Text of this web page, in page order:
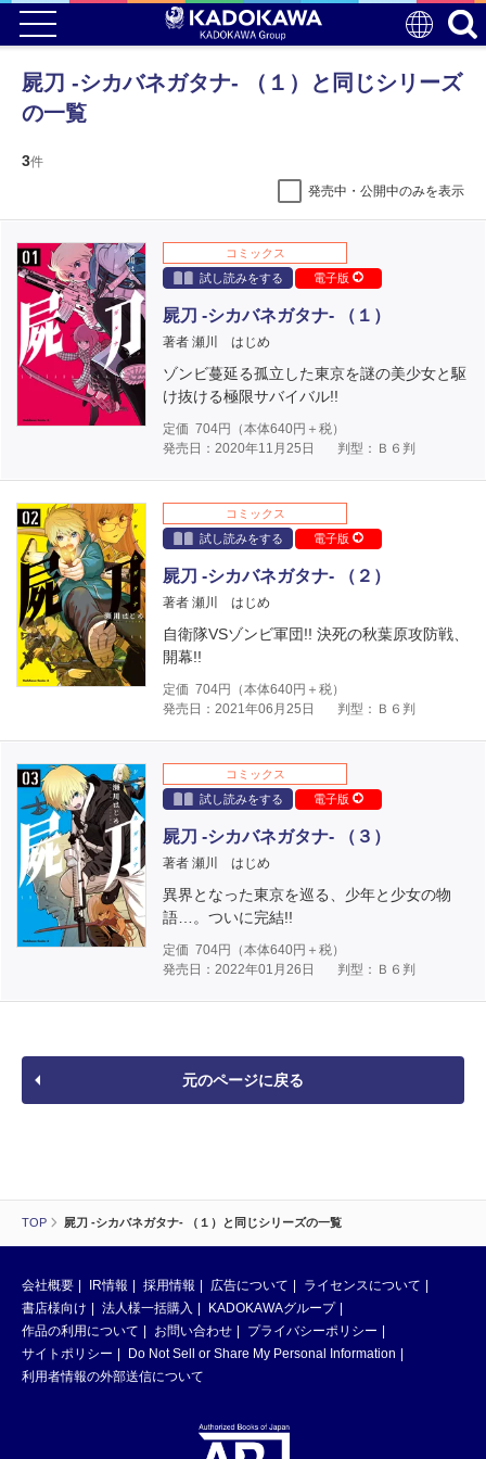
TOP 屍刀 -シカバネガタナ- （１）と同じシリーズの一覧
屍刀 -シカバネガタナ- （１）と同じシリーズ
の一覧
3件
発売中・公開中のみを表示
コミックス
試し読みをする
電子版
屍刀 -シカバネガタナ- （１）
著者 瀬川 はじめ
ゾンビ蔓延る孤立した東京を謎の美少女と駆
け抜ける極限サバイバル!!
定価 704円（本体640円＋税）
発売日：2020年11月25日
判型：Ｂ６判
コミックス
試し読みをする
電子版
屍刀 -シカバネガタナ- （２）
著者 瀬川 はじめ
自衛隊VSゾンビ軍団!! 決死の秋葉原攻防戦、
開幕!!
定価 704円（本体640円＋税）
発売日：2021年06月25日
判型：Ｂ６判
コミックス
試し読みをする
電子版
屍刀 -シカバネガタナ- （３）
著者 瀬川 はじめ
異界となった東京を巡る、少年と少女の物
語…。ついに完結!!
定価 704円（本体640円＋税）
発売日：2022年01月26日
判型：Ｂ６判
元のページに戻る
会社概要 IR情報 採用情報 広告について
ライセンスについて
書店様向け
法人様一括購入
KADOKAWAグループ
作品の利用について
お問い合わせ
プライバシーポリシー
サイトポリシー
Do Not Sell or Share My Personal Information
利用者情報の外部送信について